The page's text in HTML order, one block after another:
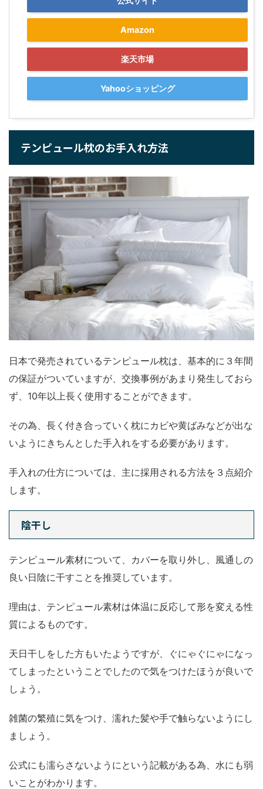
Amazon
楽天市場
Yahooショッピング
テンピュール枕のお手入れ方法
日本で発売されているテンピュール枕は、基本的に３年間
の保証がついていますが、交換事例があまり発生しておら
ず、10年以上長く使用することができます。
その為、長く付き合っていく枕にカビや黄ばみなどが出な
いようにきちんとした手入れをする必要があります。
手入れの仕方については、主に採用される方法を３点紹介
します。
陰干し
テンピュール素材について、カバーを取り外し、風通しの
良い日陰に干すことを推奨しています。
理由は、テンピュール素材は体温に反応して形を変える性
質によるものです。
天日干しをした方もいたようですが、ぐにゃぐにゃになっ
てしまったということでしたので気をつけたほうが良いで
しょう。
雑菌の繁殖に気をつけ、濡れた髪や手で触らないようにし
ましょう。
公式にも濡らさないようにという記載がある為、水にも弱
いことがわかります。